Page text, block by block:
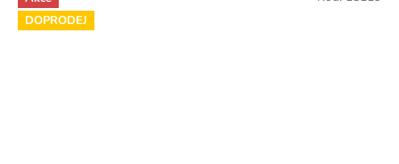
5
hvězdiček.
DOPRODEJ